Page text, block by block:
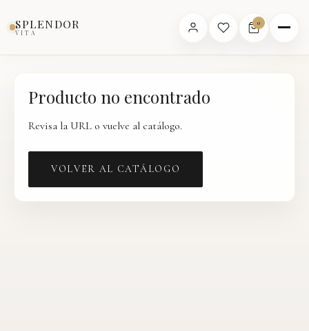
SPLENDOR
VITA
0
Producto no encontrado
Revisa la URL o vuelve al catálogo.
VOLVER AL CATÁLOGO